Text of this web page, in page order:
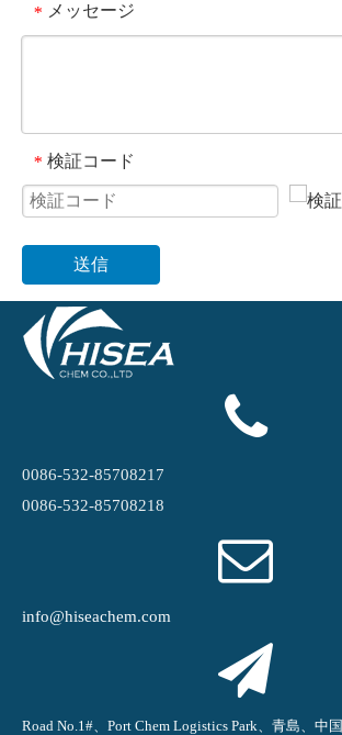
* メッセージ
* 検証コード
送信
0086-532-85708217
0086-532-85708218
info@hiseachem.com
Road No.1#、Port Chem Logistics Park、青島、中国